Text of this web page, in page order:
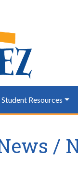
Student Resources
/